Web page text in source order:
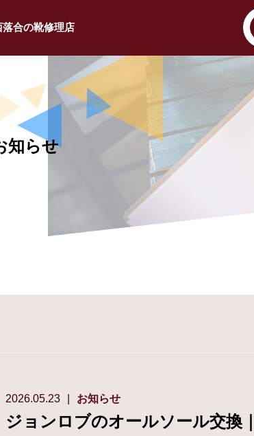
合の靴修理店
知らせ
2026.05.23 お知らせ
ジョンロブのオールソール交換